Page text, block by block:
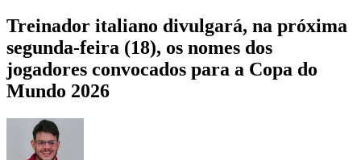
Treinador italiano divulgará, na próxima
segunda-feira (18), os nomes dos
jogadores convocados para a Copa do
Mundo 2026